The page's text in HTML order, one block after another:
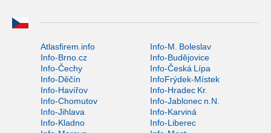
Atlasfirem.info
Info-M. Boleslav
Info-Brno.cz
Info-Budějovice
Info-Čechy
Info-Česká Lípa
Info-Děčín
InfoFrýdek-Místek
Info-Havířov
Info-Hradec Kr.
Info-Chomutov
Info-Jablonec n.N.
Info-Jihlava
Info-Karviná
Info-Kladno
Info-Liberec